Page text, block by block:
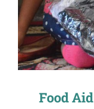
Food Aid